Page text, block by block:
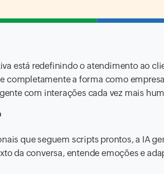
está redefinindo o atendimento ao
completamente a forma como
com interações cada vez mais
que seguem scripts prontos, a IA
da conversa, entende emoções e